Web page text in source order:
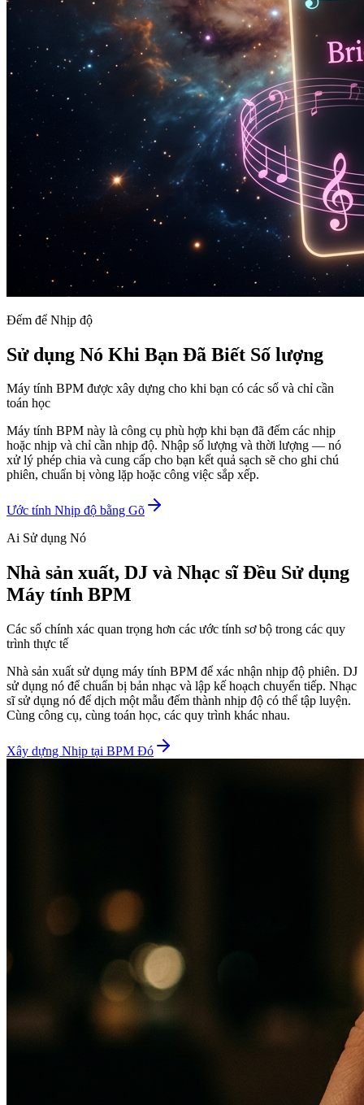
Đếm để Nhịp độ
Sử dụng Nó Khi Bạn Đã Biết Số lượng
Máy tính BPM được xây dựng cho khi bạn có các số và chỉ cần
toán học
Máy tính BPM này là công cụ phù hợp khi bạn đã đếm các nhịp
hoặc nhịp và chỉ cần nhịp độ. Nhập số lượng và thời lượng — nó
xử lý phép chia và cung cấp cho bạn kết quả sạch sẽ cho ghi chú
phiên, chuẩn bị vòng lặp hoặc công việc sắp xếp.
Ước tính Nhịp độ bằng Gõ
Ai Sử dụng Nó
Nhà sản xuất, DJ và Nhạc sĩ Đều Sử dụng
Máy tính BPM
Các số chính xác quan trọng hơn các ước tính sơ bộ trong các quy
trình thực tế
Nhà sản xuất sử dụng máy tính BPM để xác nhận nhịp độ phiên. DJ
sử dụng nó để chuẩn bị bản nhạc và lập kế hoạch chuyển tiếp. Nhạc
sĩ sử dụng nó để dịch một mẫu đếm thành nhịp độ có thể tập luyện.
Cùng công cụ, cùng toán học, các quy trình khác nhau.
Xây dựng Nhịp tại BPM Đó